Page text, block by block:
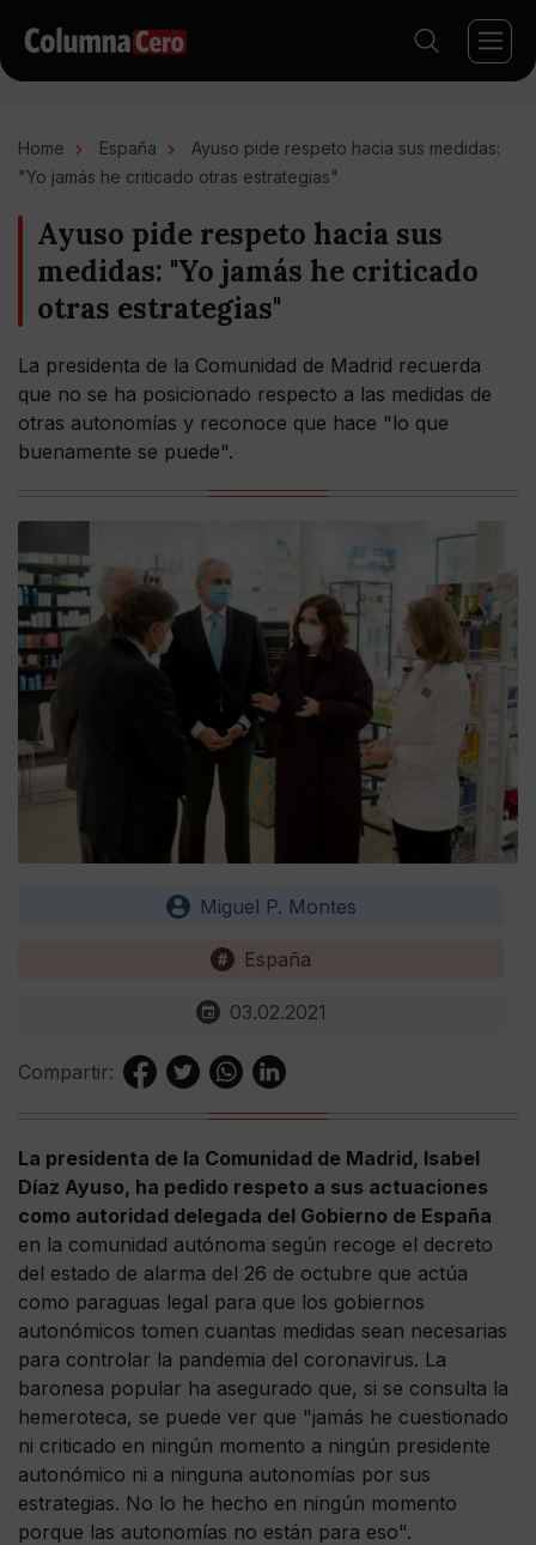
Home España
Ayuso pide respeto hacia sus medidas:
"Yo jamás he criticado otras estrategias"
Ayuso pide respeto hacia sus
medidas: "Yo jamás he criticado
otras estrategias"
La presidenta de la Comunidad de Madrid recuerda
que no se ha posicionado respecto a las medidas de
otras autonomías y reconoce que hace "lo que
buenamente se puede".
Miguel P. Montes
España
03.02.2021
Compartir:
La presidenta de la Comunidad de Madrid, Isabel
Díaz Ayuso, ha pedido respeto a sus actuaciones
como autoridad delegada del Gobierno de España
en la comunidad autónoma según recoge el decreto
del estado de alarma del 26 de octubre que actúa
como paraguas legal para que los gobiernos
autonómicos tomen cuantas medidas sean necesarias
para controlar la pandemia del coronavirus. La
baronesa popular ha asegurado que, si se consulta la
hemeroteca, se puede ver que "jamás he cuestionado
ni criticado en ningún momento a ningún presidente
autonómico ni a ninguna autonomías por sus
estrategias. No lo he hecho en ningún momento
porque las autonomías no están para eso".